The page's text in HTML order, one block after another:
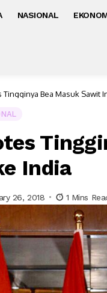
NASIONAL
Tingginya Bea Masuk Sawit
India
26, 2018 1 Mins